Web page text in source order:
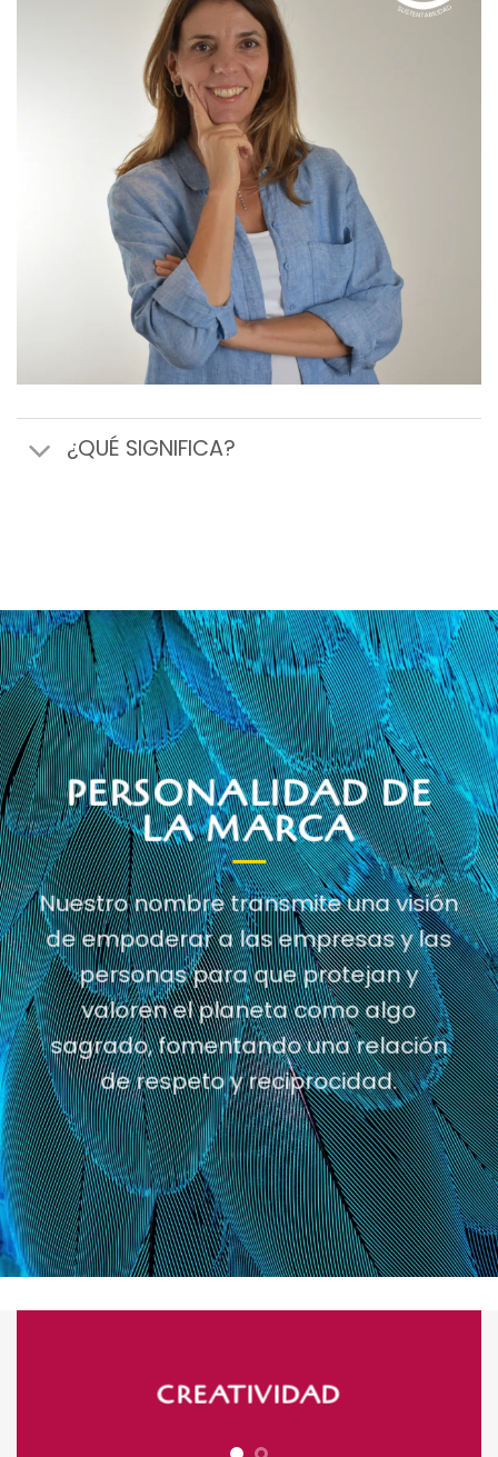
¿QUÉ SIGNIFICA?
PERSONALIDAD DE
LA MARCA
Nuestro nombre transmite una visión
de empoderar a las empresas y las
personas para que protejan y
valoren el planeta como algo
sagrado, fomentando una relación
de respeto y reciprocidad.
CREATIVIDAD
el poder, reflejando nuestra
capacidad para brindar